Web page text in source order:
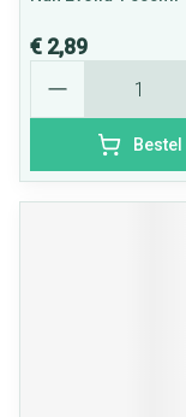
€ 2,89
Bestel